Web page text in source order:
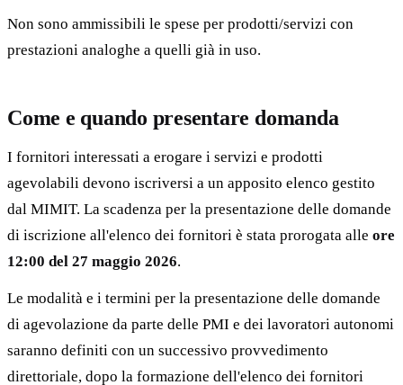
Non sono ammissibili le spese per prodotti/servizi con
prestazioni analoghe a quelli già in uso.
Come e quando presentare domanda
I fornitori interessati a erogare i servizi e prodotti
agevolabili devono iscriversi a un apposito elenco gestito
dal MIMIT. La scadenza per la presentazione delle domande
di iscrizione all'elenco dei fornitori è stata prorogata alle ore
12:00 del 27 maggio 2026.
Le modalità e i termini per la presentazione delle domande
di agevolazione da parte delle PMI e dei lavoratori autonomi
saranno definiti con un successivo provvedimento
direttoriale, dopo la formazione dell'elenco dei fornitori